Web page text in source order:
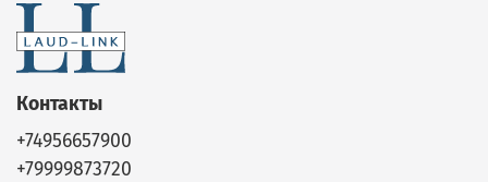
Контакты
+74956657900
+79999873720